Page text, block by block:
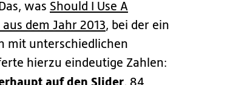
was Should I Use A
aus dem Jahr 2013, bei der ein
mit unterschiedlichen
hierzu eindeutige Zahlen:
auf den Slider